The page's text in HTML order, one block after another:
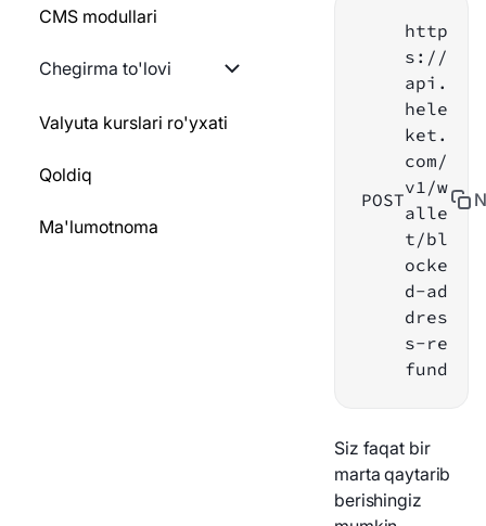
blokirovkasi
Bloklangan manzil
qaytarish
Pul yechib olish miqdorini
PHP
GO
PYTHON
NODEJS
CMS modullari
Chegirma to'lovi
Chegirmalar ro'yxati
To'lov usuliga chegirma
Valyuta kurslari ro'yxati
Qoldiq
Ma'lumotnoma
POST
http
s://
api.
hele
ket.
com/
v1/w
alle
t/bl
ocke
d-ad
dres
s-re
fund
Siz faqat bir
marta qaytarib
berishingiz